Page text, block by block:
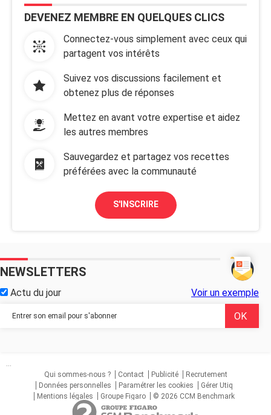
DEVENEZ MEMBRE EN QUELQUES CLICS
Connectez-vous simplement avec ceux qui
partagent vos intérêts
Suivez vos discussions facilement et
obtenez plus de réponses
Mettez en avant votre expertise et aidez
les autres membres
Sauvegardez et partagez vos recettes
préférées avec la communauté
S'INSCRIRE
NEWSLETTERS
Actu du jour Voir un exemple
...
Qui sommes-nous ?
Contact Publicité
Recrutement
Données personnelles
Paramétrer les cookies
Gérer Utiq
Mentions légales
Groupe Figaro © 2026 CCM Benchmark